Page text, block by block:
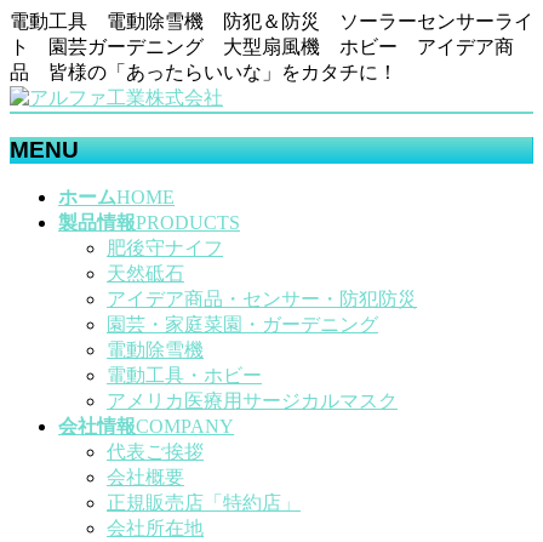
電動工具 電動除雪機 防犯＆防災 ソーラーセンサーライ
ト 園芸ガーデニング 大型扇風機 ホビー アイデア商
品 皆様の「あったらいいな」をカタチに！
MENU
ホームHOME
製品情報PRODUCTS
肥後守ナイフ
天然砥石
アイデア商品・センサー・防犯防災
園芸・家庭菜園・ガーデニング
電動除雪機
電動工具・ホビー
アメリカ医療用サージカルマスク
会社情報COMPANY
代表ご挨拶
会社概要
正規販売店「特約店」
会社所在地